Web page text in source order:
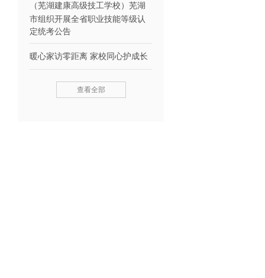
（芜湖建康高级技工学校）芜湖
市组织开展全省职业技能等级认
定统考公告
暖心家访零距离 家校同心护成长
查看全部